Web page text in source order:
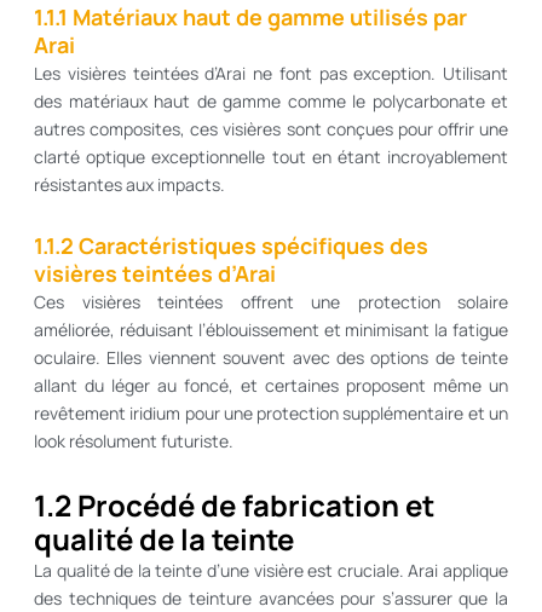
1.1.1 Matériaux haut de gamme utilisés par
Arai
Les visières teintées d’Arai ne font pas exception. Utilisant
des matériaux haut de gamme comme le polycarbonate et
autres composites, ces visières sont conçues pour offrir une
clarté optique exceptionnelle tout en étant incroyablement
résistantes aux impacts.
1.1.2 Caractéristiques spécifiques des
visières teintées d’Arai
Ces visières teintées offrent une protection solaire
améliorée, réduisant l’éblouissement et minimisant la fatigue
oculaire. Elles viennent souvent avec des options de teinte
allant du léger au foncé, et certaines proposent même un
revêtement iridium pour une protection supplémentaire et un
look résolument futuriste.
1.2 Procédé de fabrication et
qualité de la teinte
La qualité de la teinte d’une visière est cruciale. Arai applique
des techniques de teinture avancées pour s’assurer que la